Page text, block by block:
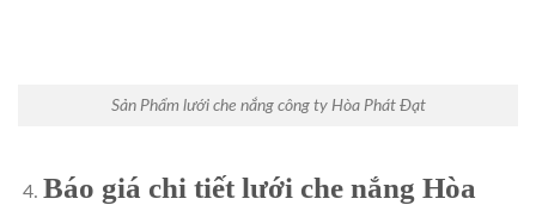
Sản Phẩm lưới che nắng công ty Hòa Phát Đạt
Báo giá chi tiết lưới che nắng Hòa